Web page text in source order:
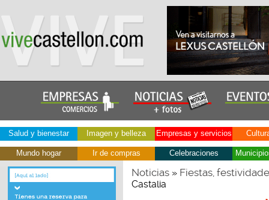
Salud y bienestar Imagen y belleza Empresas y servicios
Mundo hogar Ir de compras Celebraciones
Noticias» Fiestas,
Castalia